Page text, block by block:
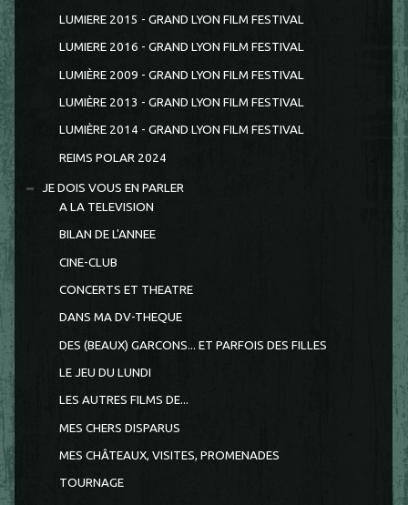
LUMIERE 2015 - GRAND LYON FILM FESTIVAL
LUMIERE 2016 - GRAND LYON FILM FESTIVAL
LUMIÈRE 2009 - GRAND LYON FILM FESTIVAL
LUMIÈRE 2013 - GRAND LYON FILM FESTIVAL
LUMIÈRE 2014 - GRAND LYON FILM FESTIVAL
REIMS POLAR 2024
JE DOIS VOUS EN PARLER
A LA TELEVISION
BILAN DE L'ANNEE
CINE-CLUB
CONCERTS ET THEATRE
DANS MA DV-THEQUE
DES (BEAUX) GARCONS... ET PARFOIS DES FILLES
LE JEU DU LUNDI
LES AUTRES FILMS DE...
MES CHERS DISPARUS
MES CHÂTEAUX, VISITES, PROMENADES
TOURNAGE